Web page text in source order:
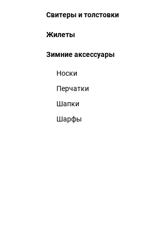
Свитеры и толстовки
Жилеты
Зимние аксессуары
Носки
Перчатки
Шапки
Шарфы